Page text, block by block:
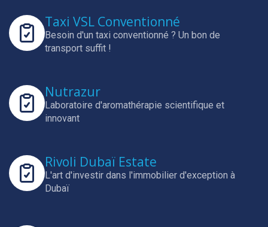
Taxi VSL Conventionné
Besoin d'un taxi conventionné ? Un bon de
transport suffit !
Nutrazur
Laboratoire d'aromathérapie scientifique et
innovant
Rivoli Dubaï Estate
L'art d'investir dans l'immobilier d'exception à
Dubaï